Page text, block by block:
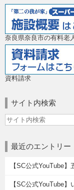
奈良県奈良市の有料老
資料請求
サイト内検索
最近のエントリー